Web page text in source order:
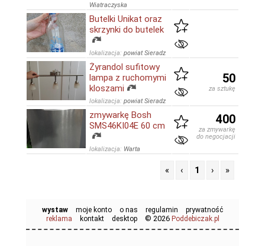
Wiatraczyska
Butelki Unikat oraz
skrzynki do butelek
lokalizacja: powiat Sieradz
Żyrandol sufitowy
lampa z ruchomymi
kloszami
lokalizacja: powiat Sieradz
50
za sztukę
zmywarkę Bosh
SMS46KI04E 60 cm
lokalizacja: Warta
400
za zmywarkę
do negocjacji
« ‹ 1 › »
wystaw moje konto o nas regulamin
prywatność
reklama
kontakt desktop © 2026 Poddebiczak.pl